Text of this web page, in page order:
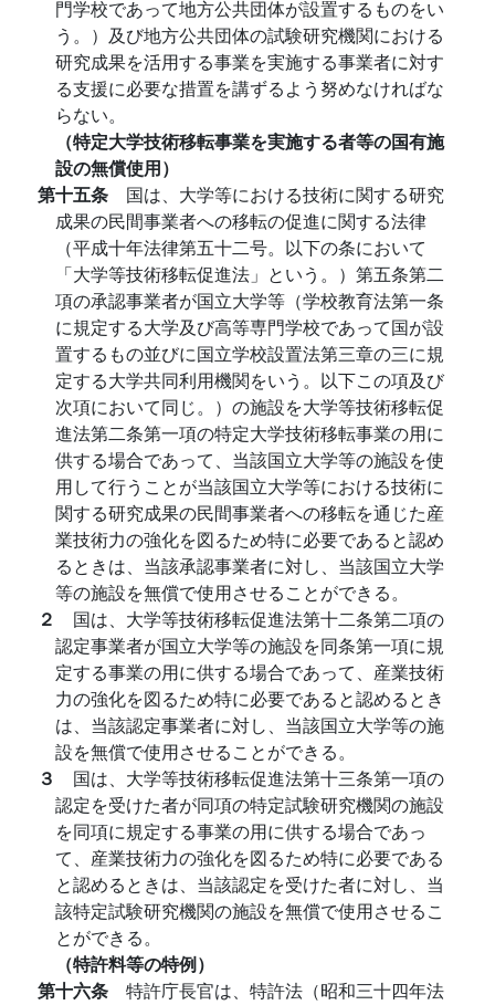
門学校であって地方公共団体が設置するものをい
う。）及び地方公共団体の試験研究機関における
研究成果を活用する事業を実施する事業者に対す
る支援に必要な措置を講ずるよう努めなければな
らない。
（特定大学技術移転事業を実施する者等の国有施
設の無償使用）
第十五条 国は、大学等における技術に関する研究
成果の民間事業者への移転の促進に関する法律
（平成十年法律第五十二号。以下の条において
「大学等技術移転促進法」という。）第五条第二
項の承認事業者が国立大学等（学校教育法第一条
に規定する大学及び高等専門学校であって国が設
置するもの並びに国立学校設置法第三章の三に規
定する大学共同利用機関をいう。以下この項及び
次項において同じ。）の施設を大学等技術移転促
進法第二条第一項の特定大学技術移転事業の用に
供する場合であって、当該国立大学等の施設を使
用して行うことが当該国立大学等における技術に
関する研究成果の民間事業者への移転を通じた産
業技術力の強化を図るため特に必要であると認め
るときは、当該承認事業者に対し、当該国立大学
等の施設を無償で使用させることができる。
２ 国は、大学等技術移転促進法第十二条第二項の
認定事業者が国立大学等の施設を同条第一項に規
定する事業の用に供する場合であって、産業技術
力の強化を図るため特に必要であると認めるとき
は、当該認定事業者に対し、当該国立大学等の施
設を無償で使用させることができる。
３ 国は、大学等技術移転促進法第十三条第一項の
認定を受けた者が同項の特定試験研究機関の施設
を同項に規定する事業の用に供する場合であっ
て、産業技術力の強化を図るため特に必要である
と認めるときは、当該認定を受けた者に対し、当
該特定試験研究機関の施設を無償で使用させるこ
とができる。
（特許料等の特例）
第十六条 特許庁長官は、特許法（昭和三十四年法